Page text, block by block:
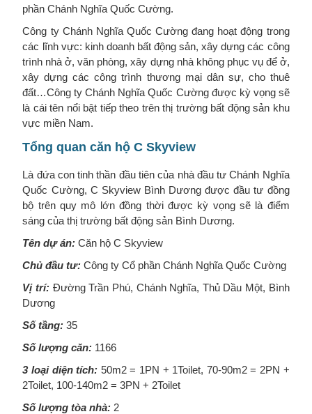
phần Chánh Nghĩa Quốc Cường.
Công ty Chánh Nghĩa Quốc Cường đang hoạt động trong
các lĩnh vực: kinh doanh bất động sản, xây dựng các công
trình nhà ở, văn phòng, xây dựng nhà không phục vụ để ở,
xây dựng các công trình thương mại dân sự, cho thuê
đất…Công ty Chánh Nghĩa Quốc Cường được kỳ vọng sẽ
là cái tên nổi bật tiếp theo trên thị trường bất động sản khu
vực miền Nam.
Tổng quan căn hộ C Skyview
Là đứa con tinh thần đầu tiên của nhà đầu tư Chánh Nghĩa
Quốc Cường, C Skyview Bình Dương được đầu tư đồng
bộ trên quy mô lớn đồng thời được kỳ vọng sẽ là điểm
sáng của thị trường bất động sản Bình Dương.
Tên dự án: Căn hộ C Skyview
Chủ đầu tư: Công ty Cổ phần Chánh Nghĩa Quốc Cường
Vị trí: Đường Trần Phú, Chánh Nghĩa, Thủ Dầu Một, Bình
Dương
Số tầng: 35
Số lượng căn: 1166
3 loại diện tích: 50m2 = 1PN + 1Toilet, 70-90m2 = 2PN +
2Toilet, 100-140m2 = 3PN + 2Toilet
Số lượng tòa nhà: 2